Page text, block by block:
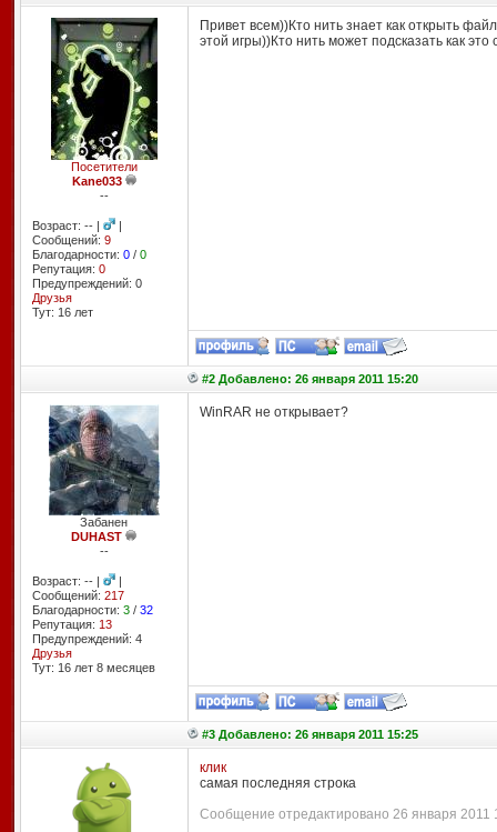
Посетители
Kane033
--
Возраст: -- |
|
Сообщений: 9
Благодарности: 0/ 0
Репутация: 0
Предупреждений: 0
Друзья
Тут: 16 лет
Привет всем))Кто нить знает как открыть
этой игры))Кто нить может подсказать как это
#2 Добавлено: 26 января 2011 15:20
Забанен
DUHAST
--
Возраст: -- |
|
Сообщений: 217
Благодарности: 3/ 32
Репутация: 13
Предупреждений: 4
Друзья
Тут: 16 лет 8 месяцев
WinRAR не открывает?
#3 Добавлено: 26 января 2011 15:25
клик
самая последняя строка
Сообщение отредактировано 26 января 2011